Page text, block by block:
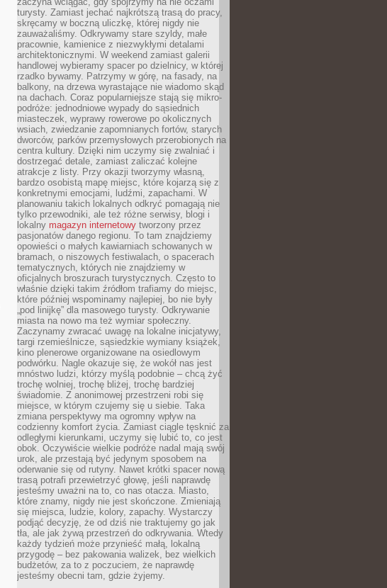
turysty. Zamiast jechać najkrótszą trasą do pracy,
skręcamy w boczną uliczkę, której nigdy nie
zauważaliśmy. Odkrywamy stare szyldy, małe
pracownie, kamienice z niezwykłymi detalami
architektonicznymi. W weekend zamiast galerii
handlowej wybieramy spacer po dzielnicy, w której
rzadko bywamy. Patrzymy w górę, na fasady, na
balkony, na drzewa wyrastające nie wiadomo skąd
na dachach. Coraz popularniejsze stają się mikro-
podróże: jednodniowe wypady do sąsiednich
miasteczek, wyprawy rowerowe po okolicznych
wsiach, zwiedzanie zapomnianych fortów, starych
dworców, parków przemysłowych przerobionych na
centra kultury. Dzięki nim uczymy się zwalniać i
dostrzegać detale, zamiast zaliczać kolejne
atrakcje z listy. Przy okazji tworzymy własną,
bardzo osobistą mapę miejsc, które kojarzą się z
konkretnymi emocjami, ludźmi, zapachami. W
planowaniu takich lokalnych odkryć pomagają nie
tylko przewodniki, ale też różne serwisy, blogi i
lokalny magazyn internetowy tworzony przez
pasjonatów danego regionu. To tam znajdziemy
opowieści o małych kawiarniach schowanych w
bramach, o niszowych festiwalach, o spacerach
tematycznych, których nie znajdziemy w
oficjalnych broszurach turystycznych. Często to
właśnie dzięki takim źródłom trafiamy do miejsc,
które później wspominamy najlepiej, bo nie były
„pod linijkę” dla masowego turysty. Odkrywanie
miasta na nowo ma też wymiar społeczny.
Zaczynamy zwracać uwagę na lokalne inicjatywy,
targi rzemieślnicze, sąsiedzkie wymiany książek,
kino plenerowe organizowane na osiedlowym
podwórku. Nagle okazuje się, że wokół nas jest
mnóstwo ludzi, którzy myślą podobnie – chcą żyć
trochę wolniej, trochę bliżej, trochę bardziej
świadomie. Z anonimowej przestrzeni robi się
miejsce, w którym czujemy się u siebie. Taka
zmiana perspektywy ma ogromny wpływ na
codzienny komfort życia. Zamiast ciągle tęsknić za
odległymi kierunkami, uczymy się lubić to, co jest
obok. Oczywiście wielkie podróże nadal mają swój
urok, ale przestają być jedynym sposobem na
oderwanie się od rutyny. Nawet krótki spacer nową
trasą potrafi przewietrzyć głowę, jeśli naprawdę
jesteśmy uważni na to, co nas otacza. Miasto,
które znamy, nigdy nie jest skończone. Zmieniają
się miejsca, ludzie, kolory, zapachy. Wystarczy
podjąć decyzję, że od dziś nie traktujemy go jak
tła, ale jak żywą przestrzeń do odkrywania. Wtedy
każdy tydzień może przynieść małą, lokalną
przygodę – bez pakowania walizek, bez wielkich
budżetów, za to z poczuciem, że naprawdę
jesteśmy obecni tam, gdzie żyjemy.